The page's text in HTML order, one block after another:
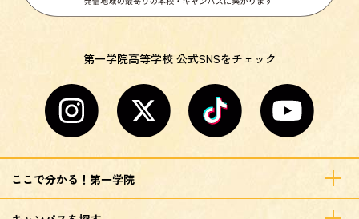
第一学院高等学校 公式SNSをチェック
ここで分かる！第一学院